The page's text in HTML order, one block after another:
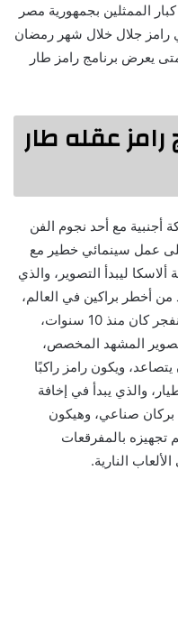
الممثلين بجمهورية مصر
رامز جلال خلال شهر رمضان
متى يعرض برنامج رامز طار
عقله طار
أجنبية مع أحد نجوم الفن
على عمل سينمائي خطير مع
ليبدأ التصوير، والذي
أخطر براكين في العالم،
ثم يقنعون النجم بأن البركان أخر مرة انفجر كان منذ 10 سنوات،
المشهد المخصص،
يتصاعد، ويكون رامز راكبًا
والذي يبدأ في إخافة
صناعي، وهيكون
تجهيزه بالمفرقعات
النارية.